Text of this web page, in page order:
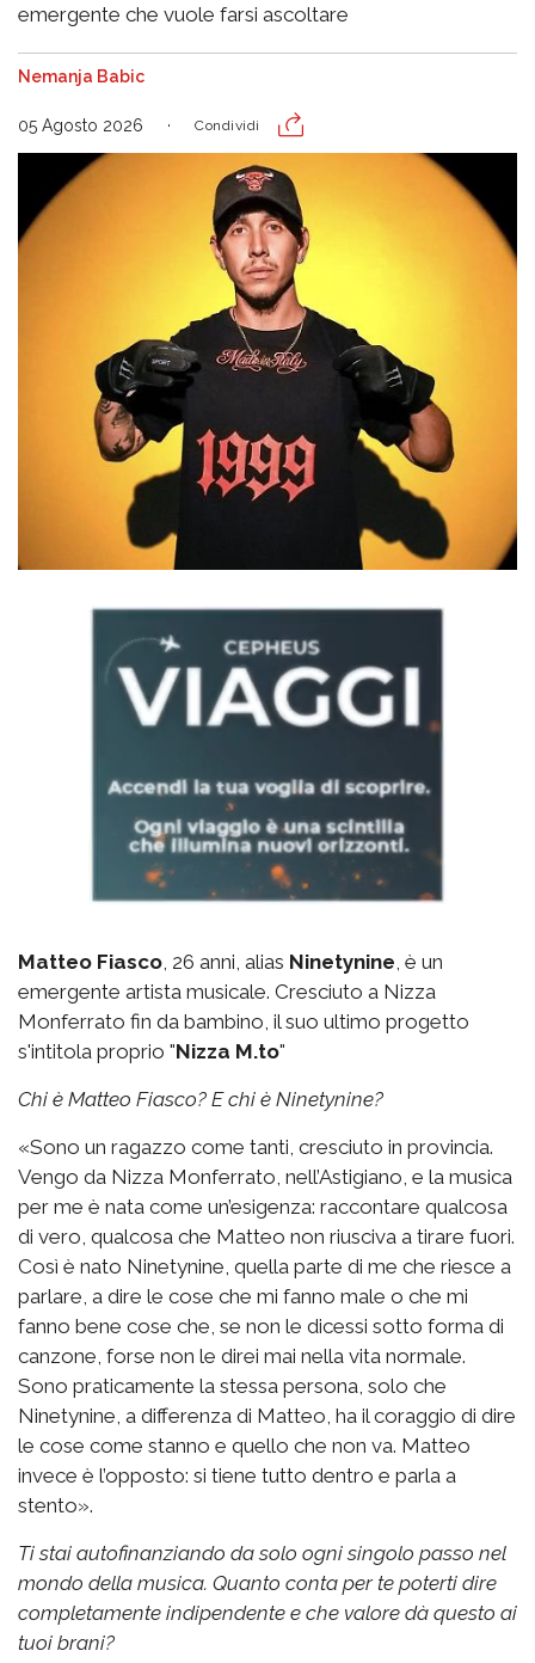
emergente che vuole farsi ascoltare
Nemanja Babic
05 Agosto 2026 Condividi
Matteo Fiasco , 26 anni, alias Ninetynine , è un
emergente artista musicale. Cresciuto a Nizza
Monferrato fin da bambino, il suo ultimo progetto
s'intitola proprio "Nizza M.to"
Chi è Matteo Fiasco? E chi è Ninetynine?
«Sono un ragazzo come tanti, cresciuto in provincia.
Vengo da Nizza Monferrato, nell’Astigiano, e la musica
per me è nata come un’esigenza: raccontare qualcosa
di vero, qualcosa che Matteo non riusciva a tirare fuori.
Così è nato Ninetynine, quella parte di me che riesce a
parlare, a dire le cose che mi fanno male o che mi
fanno bene cose che, se non le dicessi sotto forma di
canzone, forse non le direi mai nella vita normale.
Sono praticamente la stessa persona, solo che
Ninetynine, a differenza di Matteo, ha il coraggio di dire
le cose come stanno e quello che non va. Matteo
invece è l’opposto: si tiene tutto dentro e parla a
stento».
Ti stai autofinanziando da solo ogni singolo passo nel
mondo della musica. Quanto conta per te poterti dire
completamente indipendente e che valore dà questo ai
tuoi brani?